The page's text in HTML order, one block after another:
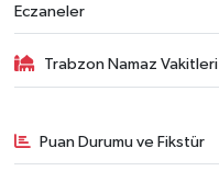
Eczaneler
Trabzon Namaz Vakitleri
Puan Durumu ve Fikstür